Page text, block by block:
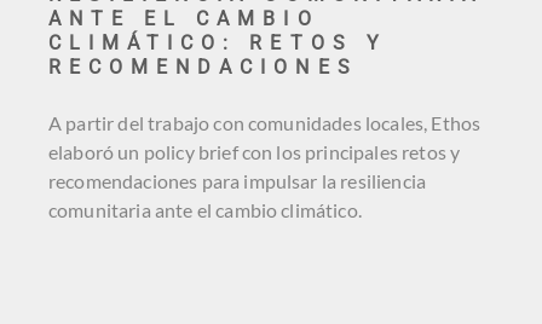
ANTE EL CAMBIO
CLIMÁTICO: RETOS Y
RECOMENDACIONES
A partir del trabajo con comunidades locales, Ethos
elaboró un policy brief con los principales retos y
recomendaciones para impulsar la resiliencia
comunitaria ante el cambio climático.